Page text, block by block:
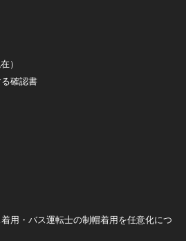
）
確認書
用・バス運転士の制帽着用を任意化につ